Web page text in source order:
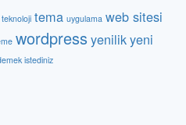
teknoloji tema uygulama web sitesi
wordpress yenilikyeni
istediniz